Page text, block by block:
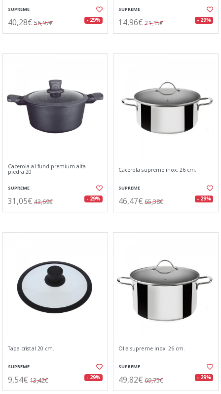
SUPREME
40,28€ 56,97€ - 29%
SUPREME
14,96€ 21,15€ - 29%
Cacerola al.fund.premium alta
piedra 20
SUPREME
31,05€ 43,69€ - 29%
Cacerola supreme inox. 26 cm.
SUPREME
46,47€ 65,38€ - 29%
Tapa cristal 20 cm.
SUPREME
9,54€ 13,42€ - 29%
Olla supreme inox. 26 cm.
SUPREME
49,82€ 69,75€ - 29%